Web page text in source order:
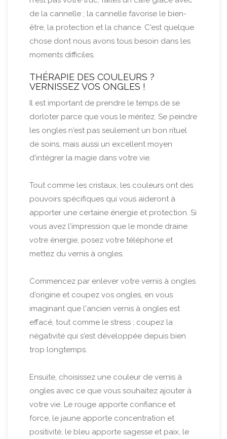
de la cannelle ; la cannelle favorise le bien-
être, la protection et la chance. C'est quelque
chose dont nous avons tous besoin dans les
moments difficiles.
THÉRAPIE DES COULEURS ?
VERNISSEZ VOS ONGLES !
Il est important de prendre le temps de se
dorloter parce que vous le méritez. Se peindre
les ongles n'est pas seulement un bon rituel
de soins, mais aussi un excellent moyen
d'intégrer la magie dans votre vie.
Tout comme les cristaux, les couleurs ont des
pouvoirs spécifiques qui vous aideront à
apporter une certaine énergie et protection. Si
vous avez l'impression que le monde draine
votre énergie, posez votre téléphone et
mettez du vernis à ongles.
Commencez par enlever votre vernis à ongles
d'origine et coupez vos ongles, en vous
imaginant que l'ancien vernis à ongles est
effacé, tout comme le stress ; coupez la
négativité qui s'est développée depuis bien
trop longtemps.
Ensuite, choisissez une couleur de vernis à
ongles avec ce que vous souhaitez ajouter à
votre vie. Le rouge apporte confiance et
force, le jaune apporte concentration et
positivité, le bleu apporte sagesse et paix, le